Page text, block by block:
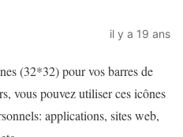
il y a 19 ans
(32*32) pour vos barres de
vous pouvez utiliser ces icônes
applications, sites web,